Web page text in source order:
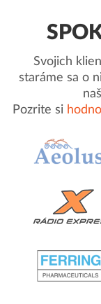
Svojich
staráme sa o
Pozrite si